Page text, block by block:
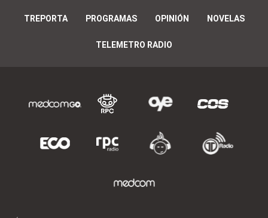
TREPORTA PROGRAMAS OPINIÓN NOVELAS
TELEMETRO RADIO